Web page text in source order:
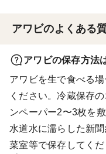
アワビのよくある
アワビの保存方法
アワビを生で食べる
ください。冷蔵保存
ンペーパー2〜3枚を
水道水に濡らした新
菜室等で保存してくだ